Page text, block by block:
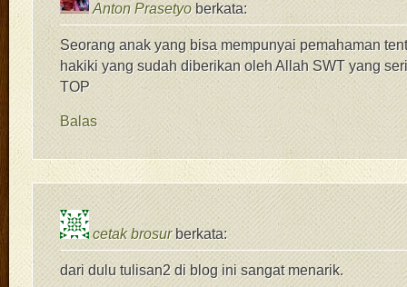
Anton Prasetyo berkata:
Seorang anak yang bisa mempunyai pemahaman
hakiki yang sudah diberikan oleh Allah SWT yang
TOP
Balas
cetak brosur berkata:
dari dulu tulisan2 di blog ini sangat menarik.